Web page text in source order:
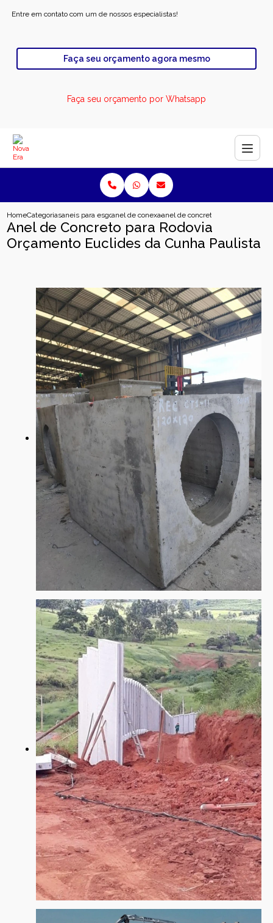
Entre em contato com um de nossos especialistas!
Faça seu orçamento agora mesmo
Faça seu orçamento por Whatsapp
HomeCategoriasaneis para esgotoanel de conexao para esgotoanel de concreto para rodovia
Anel de Concreto para Rodovia
Orçamento Euclides da Cunha Paulista